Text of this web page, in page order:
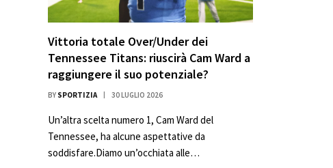
Vittoria totale Over/Under dei
Tennessee Titans: riuscirà Cam Ward a
raggiungere il suo potenziale?
BY SPORTIZIA 30 LUGLIO 2026
Un’altra scelta numero 1, Cam Ward del
Tennessee, ha alcune aspettative da
soddisfare.Diamo un’occhiata alle…